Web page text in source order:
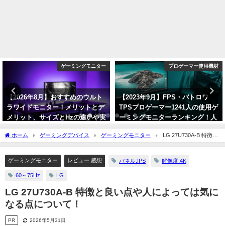
プロゲーマー使用機材
【2023年9月】FPS・バトロワ
TPSプロゲーマー1241人の使用ゲ
ーミングモニターランキング！人
気メーカーとモデルを紹介！
ゲーミングキーボード
【2025年7月】FPSにおすすめな
ゲーミングキーボード12選！選び
方や注意点について！
ホーム ゲーミングデバイス ゲーミングモニター
LG 27U730A-B 特徴と
良い点や人によっては気になる点について！
ゲーミングモニター レビュー 感想 パネル:IPS 解像度:4K
60～75Hz LG
LG 27U730A-B 特徴と良い点や人によっては気に
なる点について！
PR 2026年5月31日